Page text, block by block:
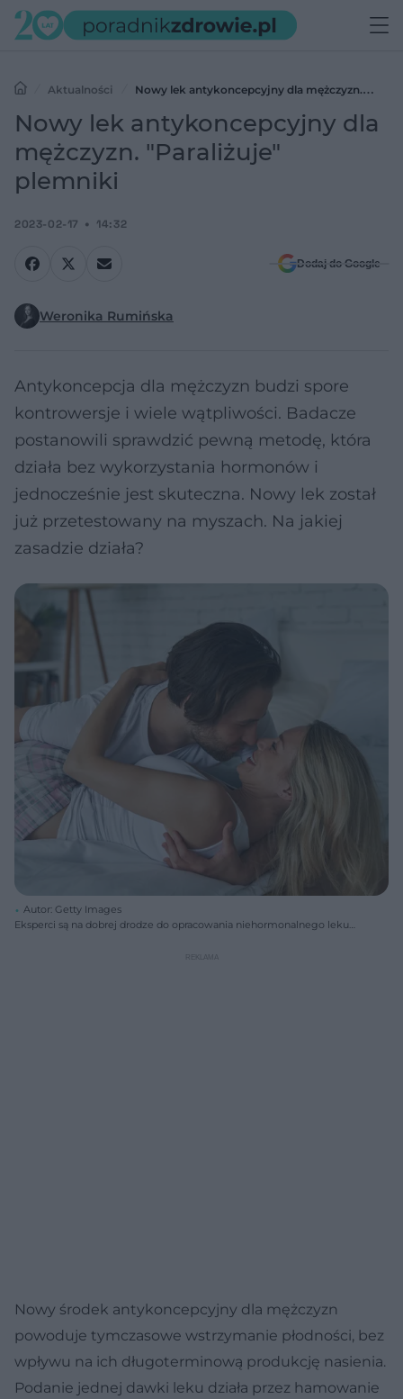
Aktualności
Nowy lek antykoncepcyjny dla mężczyzn.
"Paraliżuje" plemniki
Nowy lek antykoncepcyjny dla
mężczyzn. "Paraliżuje"
plemniki
2023-02-17 14:32
Dodaj do Google
Weronika Rumińska
Antykoncepcja dla mężczyzn budzi spore
kontrowersje i wiele wątpliwości. Badacze
postanowili sprawdzić pewną metodę, która
działa bez wykorzystania hormonów i
jednocześnie jest skuteczna. Nowy lek został
już przetestowany na myszach. Na jakiej
zasadzie działa?
Autor: Getty Images
Eksperci są na dobrej drodze do opracowania niehormonalnego leku
Nowy środek antykoncepcyjny dla mężczyzn
powoduje tymczasowe wstrzymanie płodności, bez
wpływu na ich długoterminową produkcję nasienia.
Podanie jednej dawki leku działa przez hamowanie